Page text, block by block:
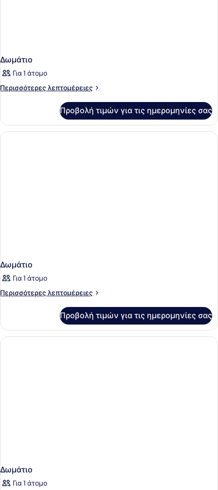
Δωμάτιο
Για 1 άτομο
Περισσότερες λεπτομέρειες
Περισσότερες
Προβολή τιμών για τις ημερομηνίες σας
Δωμάτιο
Για 1 άτομο
Περισσότερες λεπτομέρειες
Περισσότερες
Προβολή τιμών για τις ημερομηνίες σας
Δωμάτιο
Για 1 άτομο